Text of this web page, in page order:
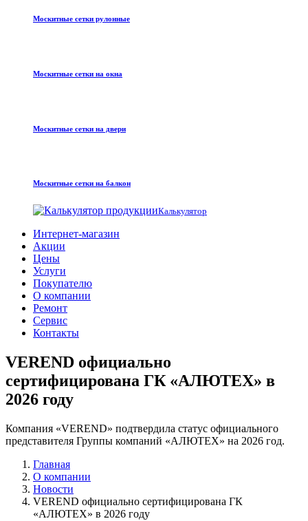
Москитные сетки рулонные
Москитные сетки на окна
Москитные сетки на двери
Москитные сетки на балкон
Калькулятор
Интернет-магазин
Акции
Цены
Услуги
Покупателю
О компании
Ремонт
Сервис
Контакты
VEREND официально
сертифицирована ГК «АЛЮТЕХ» в
2026 году
Компания «VEREND» подтвердила статус официального
представителя Группы компаний «АЛЮТЕХ» на 2026 год.
Главная
О компании
Новости
VEREND официально сертифицирована ГК
«АЛЮТЕХ» в 2026 году